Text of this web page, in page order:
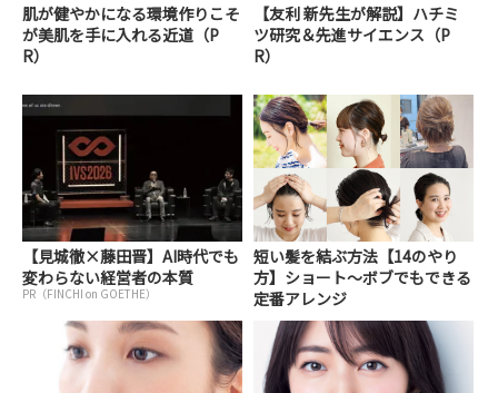
肌が健やかになる環境作りこそ
が美肌を手に入れる近道（P
R）
【友利 新先生が解説】ハチミ
ツ研究＆先進サイエンス（P
R）
【見城徹×藤田晋】AI時代でも
変わらない経営者の本質
PR（FINCHI on GOETHE）
短い髪を結ぶ方法【14のやり
方】ショート～ボブでもできる
定番アレンジ